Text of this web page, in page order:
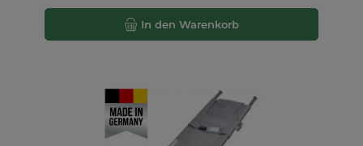
In den Warenkorb